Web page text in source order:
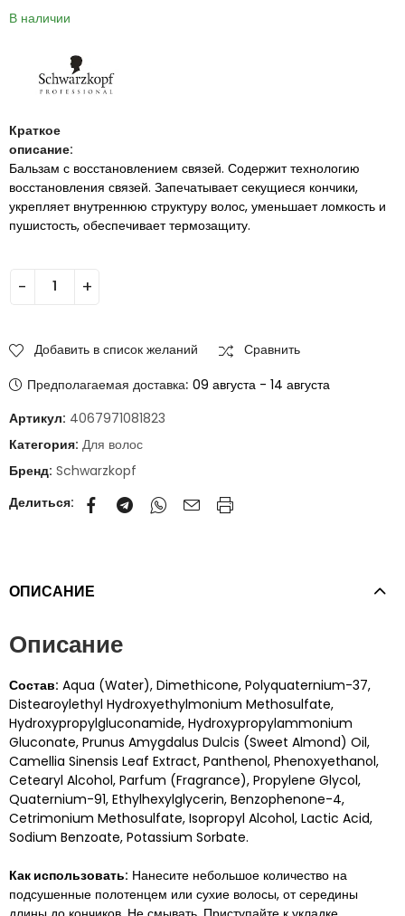
В наличии
Краткое
описание:
Бальзам с восстановлением связей. Содержит технологию
восстановления связей. Запечатывает секущиеся кончики,
укрепляет внутреннюю структуру волос, уменьшает ломкость и
пушистость, обеспечивает термозащиту.
Добавить в список желаний
Сравнить
Предполагаемая доставка: 09 августа - 14 августа
Артикул: 4067971081823
Категория: Для волос
Бренд: Schwarzkopf
Делиться:
ОПИСАНИЕ
Описание
Состав: Aqua (Water), Dimethicone, Polyquaternium-37,
Distearoylethyl Hydroxyethylmonium Methosulfate,
Hydroxypropylgluconamide, Hydroxypropylammonium
Gluconate, Prunus Amygdalus Dulcis (Sweet Almond) Oil,
Camellia Sinensis Leaf Extract, Panthenol, Phenoxyethanol,
Cetearyl Alcohol, Parfum (Fragrance), Propylene Glycol,
Quaternium-91, Ethylhexylglycerin, Benzophenone-4,
Cetrimonium Methosulfate, Isopropyl Alcohol, Lactic Acid,
Sodium Benzoate, Potassium Sorbate.
Как использовать: Нанесите небольшое количество на
подсушенные полотенцем или сухие волосы, от середины